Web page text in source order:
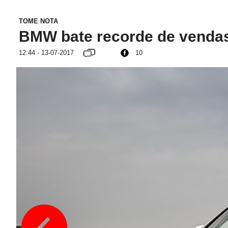
TOME NOTA
BMW bate recorde de
12:44 - 13-07-2017 10